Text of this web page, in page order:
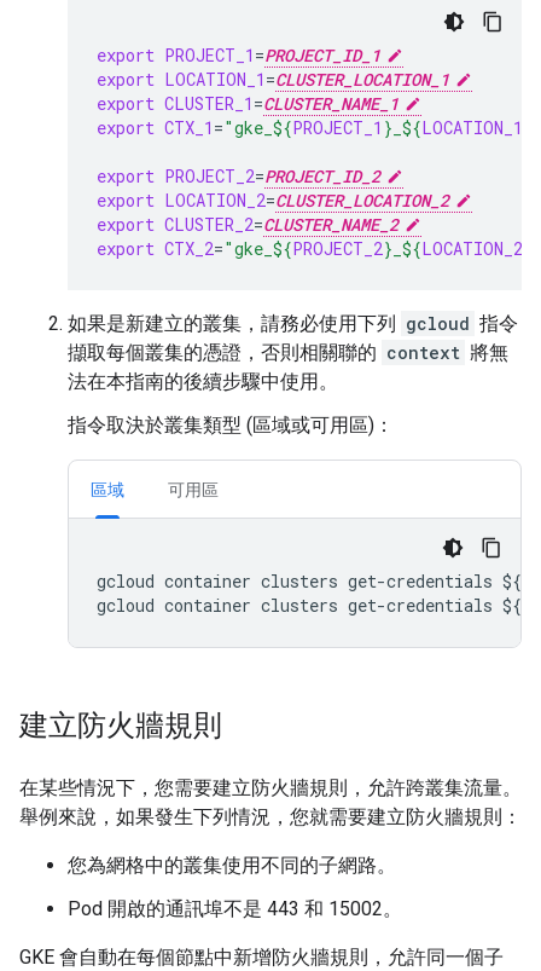
export PROJECT_1 =PROJECT_ID_1
export LOCATION_1 =CLUSTER_LOCATION_1
export CLUSTER_1 =CLUSTER_NAME_1
export CTX_1 ="gke_ ${PROJECT_1 } ${LOCATION_1
export PROJECT_2=PROJECT_ID_2
export LOCATION_2=CLUSTER_LOCATION_2
export CLUSTER_2=CLUSTER_NAME_2
export CTX_2="gke_ ${PROJECT_2} ${LOCATION_2
如果是新建立的叢集，請務必使用下列 gcloud 指令
擷取每個叢集的憑證，否則相關聯的 context 將無
法在本指南的後續步驟中使用。
指令取決於叢集類型 (區域或可用區)：
區域 可用區
gcloud container clusters get-credentials
建立防火牆規則
在某些情況下，您需要建立防火牆規則，允許跨叢集流量。
舉例來說，如果發生下列情況，您就需要建立防火牆規則：
您為網格中的叢集使用不同的子網路。
Pod 開啟的通訊埠不是 443 和 15002。
GKE 會自動在每個節點中新增防火牆規則，允許同一個子